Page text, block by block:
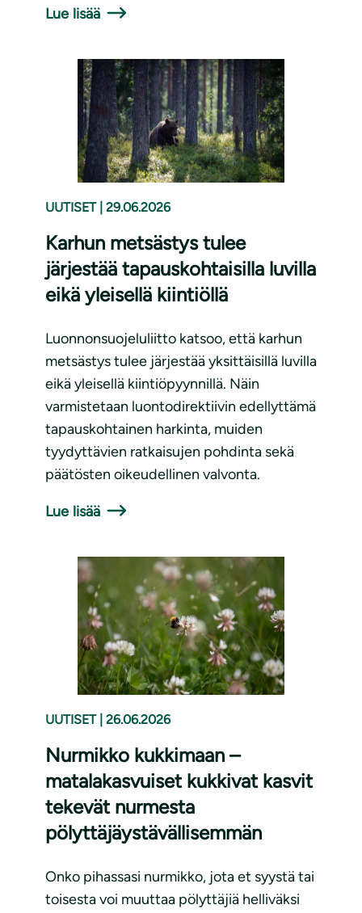
Lue lisää
UUTISET 29.06.2026
Karhun metsästys tulee
järjestää tapauskohtaisilla luvilla
eikä yleisellä kiintiöllä
Luonnonsuojeluliitto katsoo, että karhun
metsästys tulee järjestää yksittäisillä luvilla
eikä yleisellä kiintiöpyynnillä. Näin
varmistetaan luontodirektiivin edellyttämä
tapauskohtainen harkinta, muiden
tyydyttävien ratkaisujen pohdinta sekä
päätösten oikeudellinen valvonta.
Lue lisää
UUTISET 26.06.2026
Nurmikko kukkimaan –
matalakasvuiset kukkivat kasvit
tekevät nurmesta
pölyttäjäystävällisemmän
Onko pihassasi nurmikko, jota et syystä tai
toisesta voi muuttaa pölyttäjiä helliväksi